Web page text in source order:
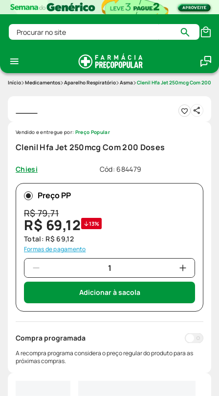
Procurar no site
Medicamentos Aparelho Respiratório Asma Clenil Hfa Jet 250mcg Com 200
Clenil Hfa Jet 250mcg Com 200 Doses
Chiesi Cód: 684479
Vendido e entregue por: Preço Popular
Preço PP
R$79,71
R$ 69,12 13%
Total: R$ 69,12
Formas de pagamento
Adicionar à sacola
Compra programada
A recompra programa considera o preço regular do produto para as
próximas compras.